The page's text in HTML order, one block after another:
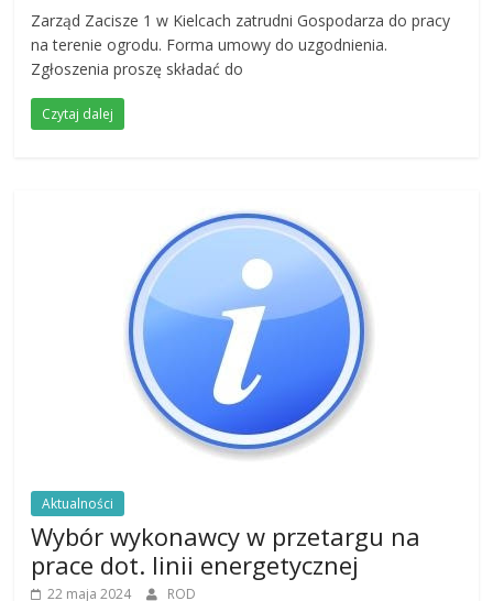
Zarząd Zacisze 1 w Kielcach zatrudni Gospodarza do pracy
na terenie ogrodu. Forma umowy do uzgodnienia.
Zgłoszenia proszę składać do
Czytaj dalej
Aktualności
Wybór wykonawcy w przetargu na
prace dot. linii energetycznej
22 maja 2024 ROD